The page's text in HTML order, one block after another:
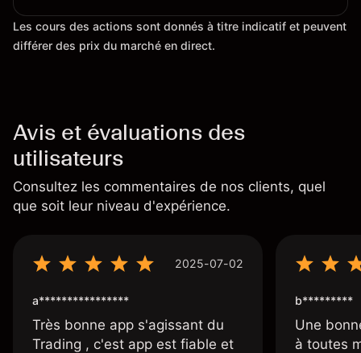
Les cours des actions sont donnés à titre indicatif et peuvent
différer des prix du marché en direct.
Avis et évaluations des
utilisateurs
Consultez les commentaires de nos clients, quel
que soit leur niveau d'expérience.
2025-07-02
a****************
Très bonne app s'agissant du
Trading , c'est app est fiable et
b*********
Une
à toutes